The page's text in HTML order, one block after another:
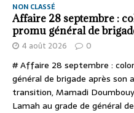
NON CLASSÉ
Affaire 28 septembre :
promu général de
4 août 2026 0
# Affaire 28 septembre :
général de brigade après
transition, Mamadi
Lamah au grade de général